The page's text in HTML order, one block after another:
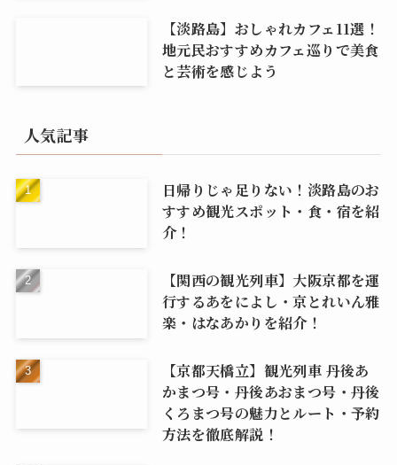
【淡路島】おしゃれカフェ11選！
地元民おすすめカフェ巡りで美食
と芸術を感じよう
人気記事
日帰りじゃ足りない！淡路島のお
すすめ観光スポット・食・宿を紹
介！
【関西の観光列車】大阪京都を運
行するあをによし・京とれいん雅
楽・はなあかりを紹介！
【京都天橋立】観光列車 丹後あ
かまつ号・丹後あおまつ号・丹後
くろまつ号の魅力とルート・予約
方法を徹底解説！